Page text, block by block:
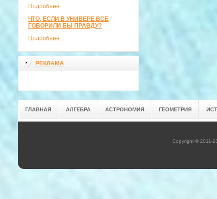
Подробнее...
ЧТО, ЕСЛИ В УНИВЕРЕ ВСЕ
ГОВОРИЛИ БЫ ПРАВДУ?
Подробнее...
РЕКЛАМА
ГЛАВНАЯ АЛГЕБРА АСТРОНОМИЯ ГЕОМЕТРИЯ
Copyright © 2011-